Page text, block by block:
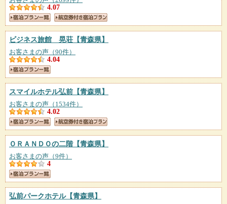
4.07
ビジネス旅館 晃荘 【青森県】
お客さまの声（90件）
4.04
スマイルホテル弘前 【青森県】
お客さまの声（1534件）
4.02
ＯＲＡＮＤＯの二階【青森県】
お客さまの声（9件）
4
弘前パークホテル【青森県】